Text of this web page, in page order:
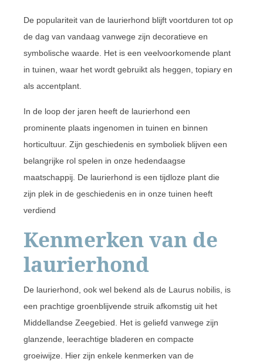
De populariteit van de laurierhond blijft voortduren tot op
de dag van vandaag vanwege zijn decoratieve en
symbolische waarde. Het is een veelvoorkomende plant
in tuinen, waar het wordt gebruikt als heggen, topiary en
als accentplant.
In de loop der jaren heeft de laurierhond een
prominente plaats ingenomen in tuinen en binnen
horticultuur. Zijn geschiedenis en symboliek blijven een
belangrijke rol spelen in onze hedendaagse
maatschappij. De laurierhond is een tijdloze plant die
zijn plek in de geschiedenis en in onze tuinen heeft
verdiend
Kenmerken van de
laurierhond
De laurierhond, ook wel bekend als de Laurus nobilis, is
een prachtige groenblijvende struik afkomstig uit het
Middellandse Zeegebied. Het is geliefd vanwege zijn
glanzende, leerachtige bladeren en compacte
groeiwijze. Hier zijn enkele kenmerken van de